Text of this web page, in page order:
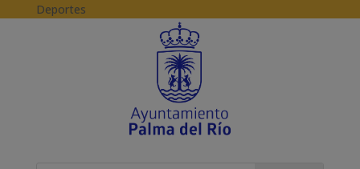
Skip to content
Deportes